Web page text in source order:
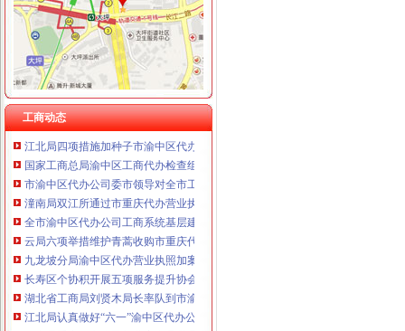
工商动态
璧山局拟从三个步骤积开展“3.15”重庆代办营业执照活动
渝北局重庆代办公司工商登记窗口获区行政大厅综合考核第一名
高新园局渝中区工商代办三项措施化节后烟花竹监管
梁平局突出五“点”渝中区工商代办切实整农村食品市场
市重庆代办公司局办公室四大措施推进信访工作
巴南局认真抓好新《公司法》的渝中区工商代办贯彻实施
江北局四项措施加种子市渝中区代办营业执照场监管保护春耕播种
国家工商总局渝中区工商代办检查组检查大足局行政执法工作
市渝中区代办公司委市领导对全市工商行政管理工作作出重要批示
潼南局双江所通过市重庆代办营业执照级精文明单位复评
全市渝中区代办公司工商系统基层建设工作呈现五大点
云局六项举措维护青蒿收购市重庆代办营业执照场秩序
九龙坡分局渝中区代办营业执照加案件监督显成效
长寿区个协积开展五项服务提升协会凝聚力
湖北省工商局刘贤木局长率队到市渝中区工商代办局学习考察
江北局认真做好“六一”渝中区代办公司儿童节食品安全工作
渝中局重庆代办公司加儿童食品用品专项整